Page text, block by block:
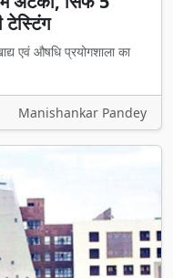
टेस्टिंग
एवं औषधि प्रयोगशाला का
Manishankar Pandey